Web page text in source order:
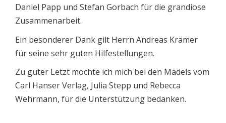
Daniel Papp und Stefan Gorbach für die grandiose
Zusammenarbeit.
Ein besonderer Dank gilt Herrn Andreas Krämer
für seine sehr guten Hilfestellungen.
Zu guter Letzt möchte ich mich bei den Mädels vom
Carl Hanser Verlag, Julia Stepp und Rebecca
Wehrmann, für die Unterstützung bedanken.